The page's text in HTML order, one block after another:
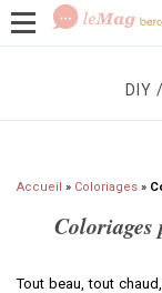
GROSSESSE
DIY
Accueil » Coloriages »
Coloriages
Tout beau, tout